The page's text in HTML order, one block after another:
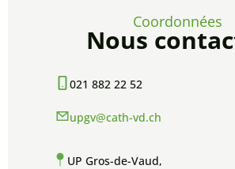
Coordonnées
Nous
021 882 22 52
upgv@cath-vd.ch
UP Gros-de-Vaud,